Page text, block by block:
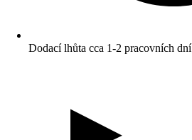
Dodací lhůta cca 1-2 pracovních dní